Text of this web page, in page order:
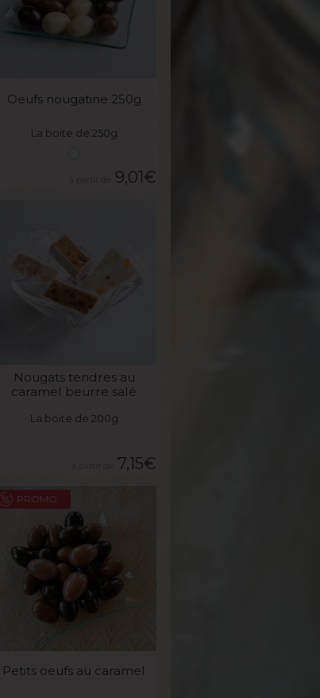
Oeufs nougatine 250g
La boite de 250g
9,01€
Nougats tendres au
caramel beurre salé
La boite de 200g
7,15€
PROMO
Petits oeufs au caramel